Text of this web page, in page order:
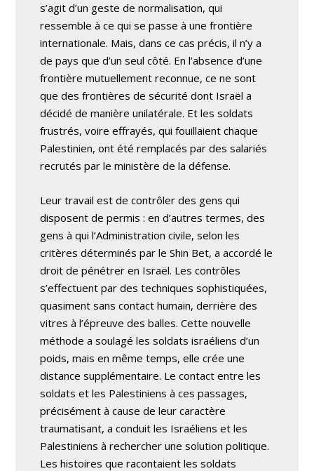
s’agit d’un geste de normalisation, qui
ressemble à ce qui se passe à une frontière
internationale. Mais, dans ce cas précis, il n’y a
de pays que d’un seul côté. En l’absence d’une
frontière mutuellement reconnue, ce ne sont
que des frontières de sécurité dont Israël a
décidé de manière unilatérale. Et les soldats
frustrés, voire effrayés, qui fouillaient chaque
Palestinien, ont été remplacés par des salariés
recrutés par le ministère de la défense.
Leur travail est de contrôler des gens qui
disposent de permis : en d’autres termes, des
gens à qui l’Administration civile, selon les
critères déterminés par le Shin Bet, a accordé le
droit de pénétrer en Israël. Les contrôles
s’effectuent par des techniques sophistiquées,
quasiment sans contact humain, derrière des
vitres à l’épreuve des balles. Cette nouvelle
méthode a soulagé les soldats israéliens d’un
poids, mais en même temps, elle crée une
distance supplémentaire. Le contact entre les
soldats et les Palestiniens à ces passages,
précisément à cause de leur caractère
traumatisant, a conduit les Israéliens et les
Palestiniens à rechercher une solution politique.
Les histoires que racontaient les soldats